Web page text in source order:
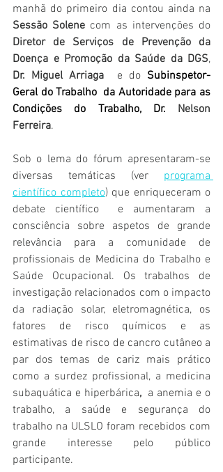
Sessão Solene
Diretor de Serviços de Prevenção da
Doença e Promoção da Saúde da DGS
Dr. Miguel Arriaga
  e do
Subinspetor-
Geral do Trabalho  da Autoridade para as
Condições do Trabalho, Dr. Nelson
Ferreira.
Sob o lema do fórum apresentaram-se
diversas temáticas (ver programa
científico completo) que enriqueceram o
debate científico  e aumentaram a
consciência sobre aspetos de grande
relevância para a comunidade de
profissionais de Medicina do Trabalho e
Saúde Ocupacional. Os trabalhos de
investigação relacionados com o impacto
da radiação solar, eletromagnética, os
fatores de risco químicos e as
estimativas de risco de cancro cutâneo a
par dos temas de cariz mais prático
como a surdez profissional, a medicina
subaquática e hiperbárica, a anemia e o
trabalho, a saúde e segurança do
trabalho na ULSLO foram recebidos com
grande interesse pelo público
participante.